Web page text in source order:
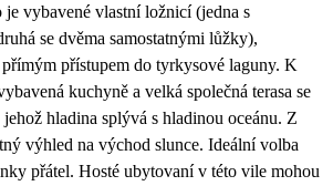
vybavené vlastní ložnicí (jedna s
se dvěma samostatnými lůžky),
přístupem do tyrkysové laguny. K
kuchyně a velká společná terasa se
hladina splývá s hladinou oceánu. Z
výhled na východ slunce. Ideální volba
přátel. Hosté ubytovaní v této vile mohou